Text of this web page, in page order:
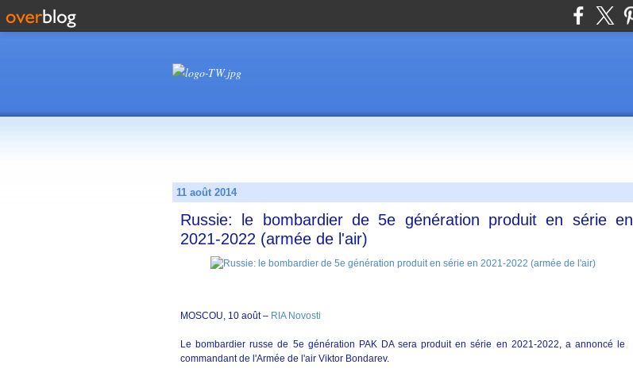
11 août 2014
Russie: le bombardier de 5e génération produit en série en
2021-2022 (armée de l'air)
MOSCOU, 10 août – RIA Novosti
Le bombardier russe de 5e génération PAK DA sera produit en série en 2021-2022, a annoncé le
commandant de l'Armée de l'air Viktor Bondarev.